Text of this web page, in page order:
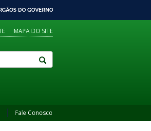
DO GOVERNO
MAPA DO SITE
Fale Conosco